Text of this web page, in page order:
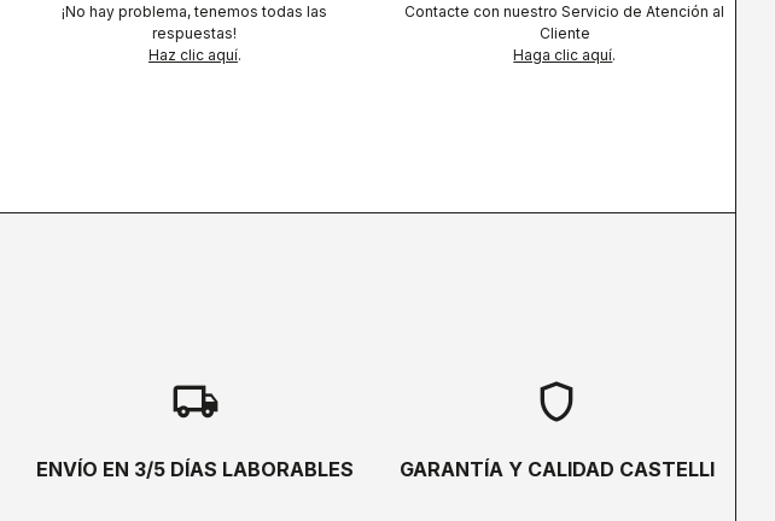
¡No hay problema, tenemos todas las
respuestas!
Haz clic aquí.
Contacte con nuestro Servicio de Atención al
Cliente
Haga clic aquí.
local_shipping
ENVÍO EN 3/5 DÍAS LABORABLES
shield
GARANTÍA Y CALIDAD CASTELLI